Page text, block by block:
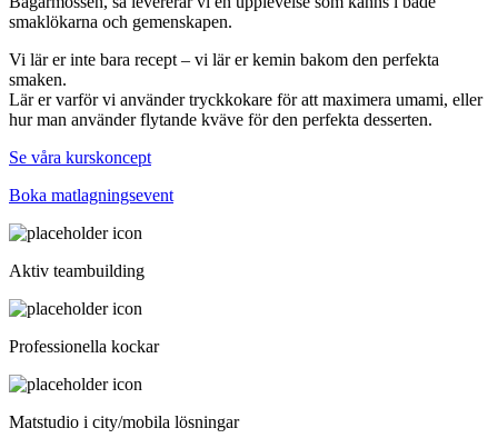
smaklökarna och gemenskapen.
Vi lär er inte bara recept – vi lär er kemin bakom den perfekta
smaken.
Lär er varför vi använder tryckkokare för att maximera umami, eller
hur man använder flytande kväve för den perfekta desserten.
Se våra kurskoncept
Boka matlagningsevent
Aktiv teambuilding
Professionella kockar
Matstudio i city/mobila lösningar